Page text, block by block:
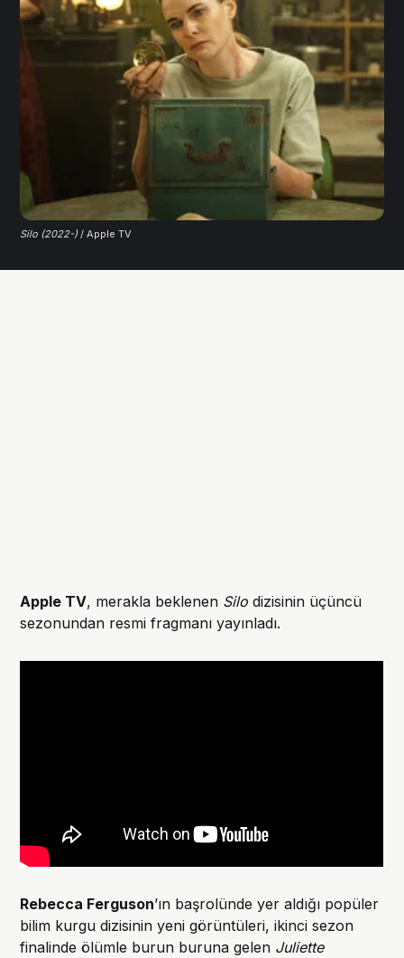
Silo (2022-) / Apple TV
Apple TV, merakla beklenen Silo dizisinin üçüncü
sezonundan resmi fragmanı yayınladı.
Rebecca Ferguson’ın başrolünde yer aldığı popüler
bilim kurgu dizisinin yeni görüntüleri, ikinci sezon
finalinde ölümle burun buruna gelen Juliette